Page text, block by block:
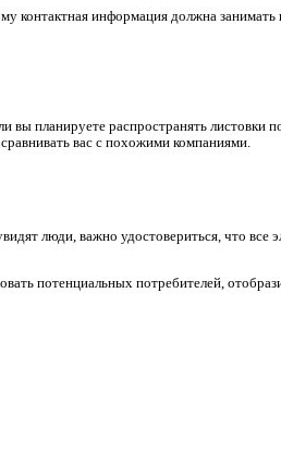
контактная информация должна
планируете распространять
вас с похожими компаниями.
люди, важно удостовериться, что
потенциальных потребителей,